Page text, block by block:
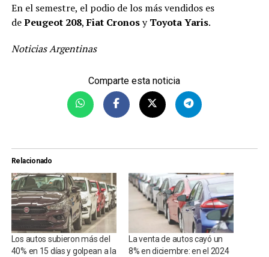
En el semestre, el podio de los más vendidos es
dePeugeot 208,Fiat CronosyToyota Yaris.
Noticias Argentinas
Comparte esta noticia
Relacionado
Los autos subieron más del
40% en 15 días y golpean a la
La venta de autos cayó un
8% en diciembre: en el 2024